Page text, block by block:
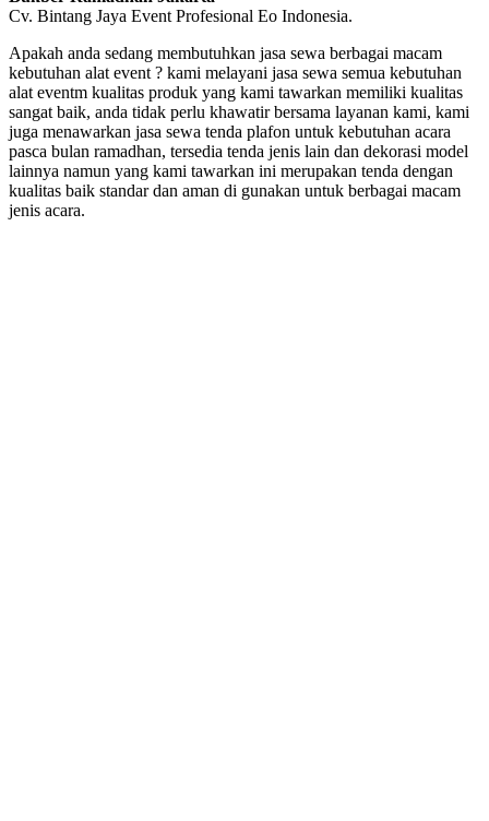
Cv. Bintang Jaya Event Profesional Eo Indonesia.
Apakah anda sedang membutuhkan jasa sewa berbagai macam
kebutuhan alat event ? kami melayani jasa sewa semua kebutuhan
alat eventm kualitas produk yang kami tawarkan memiliki kualitas
sangat baik, anda tidak perlu khawatir bersama layanan kami, kami
juga menawarkan jasa sewa tenda plafon untuk kebutuhan acara
pasca bulan ramadhan, tersedia tenda jenis lain dan dekorasi model
lainnya namun yang kami tawarkan ini merupakan tenda dengan
kualitas baik standar dan aman di gunakan untuk berbagai macam
jenis acara.